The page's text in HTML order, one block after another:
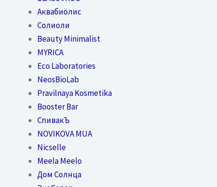
Аквабиолис
Солиоли
Beauty Minimalist
MYRICA
Eco Laboratories
NeosBioLab
Pravilnaya Kosmetika
Booster Bar
СпивакЪ
NOVIKOVA MUA
Nicselle
Meela Meelo
Дом Солнца